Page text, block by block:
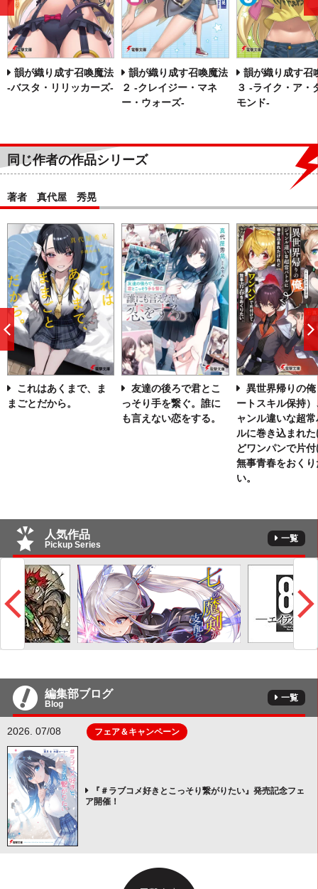
韻が織り成す召喚魔法
‐バスタ・リリッカーズ‐
韻が織り成す召喚魔法
２ ‐クレイジー・マネ
ー・ウォーズ‐
韻が織り成す召
３ ‐ライク・ア・
モンド‐
前
へ
同じ作者の作品シリーズ
著者 真代屋 秀晃
これはあくまで、ま
まごとだから。
友達の後ろで君とこ
っそり手を繋ぐ。誰に
も言えない恋をする。
異世界帰りの俺
ートスキル保持）
ャンル違いな超常
ルに巻き込まれた
どワンパンで片付
無事青春をおくり
い。
前
へ
人気作品
Pickup Series
一覧
編集部ブログ
Blog
一覧
2026. 07/08 フェア＆キャンペーン
『＃ラブコメ好きとこっそり繋がりたい』発売記念フェ
ア開催！